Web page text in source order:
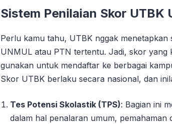
Sistem Penilaian Skor UTBK
Perlu kamu tahu, UTBK nggak
UNMUL atau PTN tertentu. Jadi, skor yang
gunakan untuk mendaftar ke berbagai
Skor UTBK berlaku secara nasional, dan
Tes Potensi Skolastik (TPS): Bagian ini
dalam hal penalaran umum, pemahaman